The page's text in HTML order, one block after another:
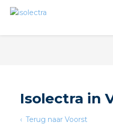
Isolectra in
Terug naar Voorst